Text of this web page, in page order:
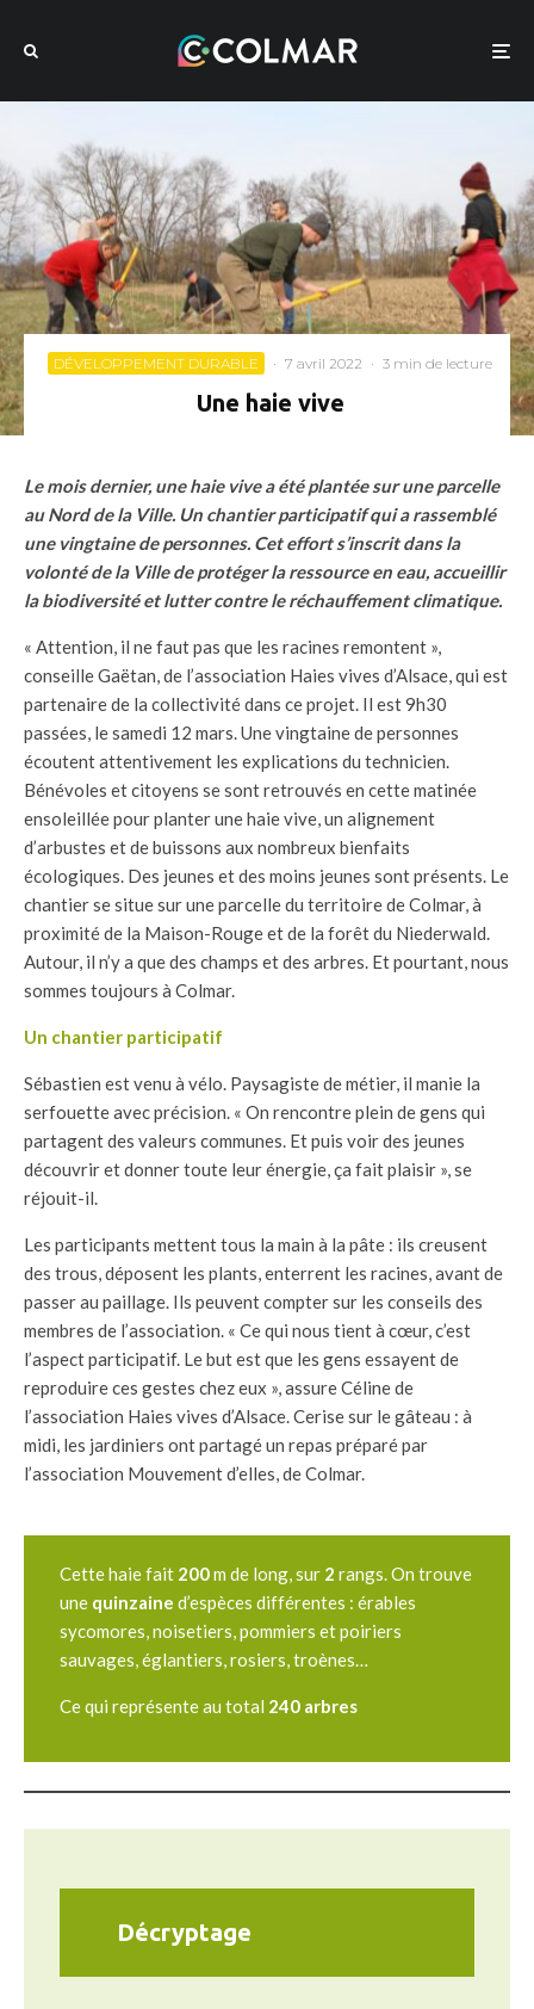
DÉVELOPPEMENT DURABLE · 7 avril 2022 · 3 min de lecture
Une haie vive
Le mois dernier, une haie vive a été plantée sur une parcelle
au Nord de la Ville. Un chantier participatif qui a rassemblé
une vingtaine de personnes. Cet effort s’inscrit dans la
volonté de la Ville de protéger la ressource en eau, accueillir
la biodiversité et lutter contre le réchauffement climatique.
« Attention, il ne faut pas que les racines remontent »,
conseille Gaëtan, de l’association Haies vives d’Alsace, qui est
partenaire de la collectivité dans ce projet. Il est 9h30
passées, le samedi 12 mars. Une vingtaine de personnes
écoutent attentivement les explications du technicien.
Bénévoles et citoyens se sont retrouvés en cette matinée
ensoleillée pour planter une haie vive, un alignement
d’arbustes et de buissons aux nombreux bienfaits
écologiques. Des jeunes et des moins jeunes sont présents. Le
chantier se situe sur une parcelle du territoire de Colmar, à
proximité de la Maison-Rouge et de la forêt du Niederwald.
Autour, il n’y a que des champs et des arbres. Et pourtant, nous
sommes toujours à Colmar.
Un chantier participatif
Sébastien est venu à vélo. Paysagiste de métier, il manie la
serfouette avec précision. « On rencontre plein de gens qui
partagent des valeurs communes. Et puis voir des jeunes
découvrir et donner toute leur énergie, ça fait plaisir », se
réjouit-il.
Les participants mettent tous la main à la pâte : ils creusent
des trous, déposent les plants, enterrent les racines, avant de
passer au paillage. Ils peuvent compter sur les conseils des
membres de l’association. « Ce qui nous tient à cœur, c’est
l’aspect participatif. Le but est que les gens essayent de
reproduire ces gestes chez eux », assure Céline de
l’association Haies vives d’Alsace. Cerise sur le gâteau : à
midi, les jardiniers ont partagé un repas préparé par
l’association Mouvement d’elles, de Colmar.
Cette haie fait 200m de long, sur 2 rangs. On trouve
une quinzaine d’espèces différentes : érables
sycomores, noisetiers, pommiers et poiriers
sauvages, églantiers, rosiers, troènes…
Ce qui représente au total 240 arbres
Décryptage